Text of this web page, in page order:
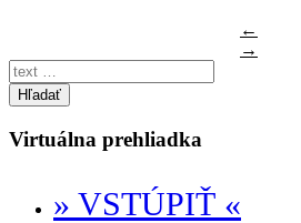
←
→
Hľadať
Virtuálna prehliadka
» VSTÚPIŤ «